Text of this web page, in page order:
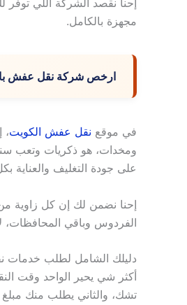
مجهزة بالكامل.
ارخص شركة نقل عفش
في موقع نقل عفش الكويت،
ومخدات، هو ذكريات وتعب
على جودة التغليف والعناية
إحنا نضمن لك إن كل زاوية من
الفردوس وباقي المحافظات،
دليلك الشامل لطلب خدمات
أكثر شي يحير الواحد وقت
تشك، والثاني يطلب منك مبلغ